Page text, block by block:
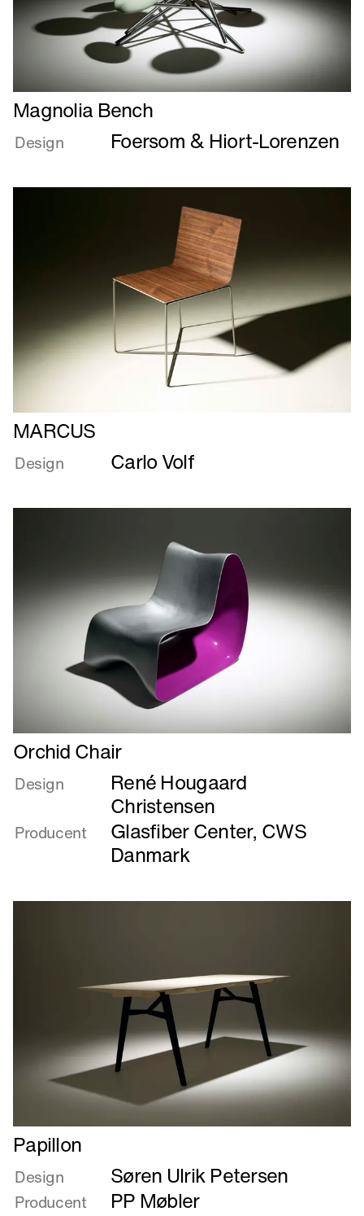
Læs
mere
om
Magnolia Bench
Design Foersom & Hiort-Lorenzen
Læs
mere
om
MARCUS
Design Carlo Volf
Læs
mere
om
Orchid Chair
Design
René Hougaard
Christensen
Producent
Glasfiber Center, CWS
Danmark
Læs
mere
om
Papillon
Papillon
Design Søren Ulrik Petersen
Producent PP Møbler